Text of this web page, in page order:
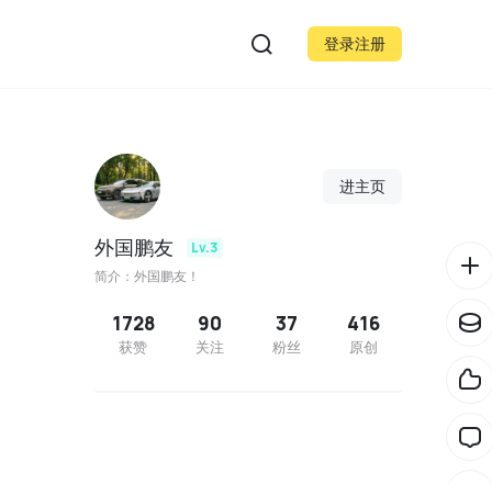
登录注册
进主页
外国鹏友 Lv.3
简介：外国鹏友！
1728
获赞
90
关注
37
粉丝
416
原创